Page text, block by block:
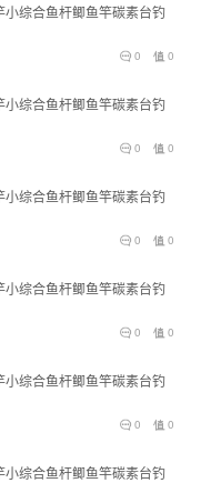
综合鱼杆鲫鱼竿碳素台钓
0
0
综合鱼杆鲫鱼竿碳素台钓
0
0
综合鱼杆鲫鱼竿碳素台钓
0
0
综合鱼杆鲫鱼竿碳素台钓
0
0
综合鱼杆鲫鱼竿碳素台钓
0
0
综合鱼杆鲫鱼竿碳素台钓